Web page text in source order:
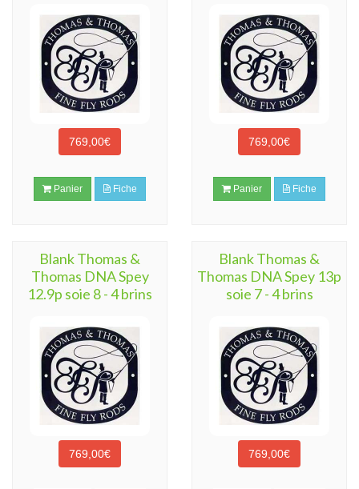
769,00€
Panier Fiche
769,00€
Panier Fiche
Blank Thomas &
Thomas DNA Spey
12.9p soie 8 - 4 brins
769,00€
Blank Thomas &
Thomas DNA Spey 13p
soie 7 - 4 brins
769,00€